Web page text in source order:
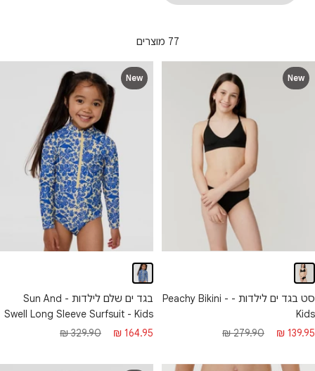
77 מוצרים
New
סט בגד ים לילדות - Peachy Bikini -
Kids
מחיר
139.95 ₪
מחיר
279.90 ₪
New
בגד ים שלם לילדות - Sun And
Swell Long Sleeve Surfsuit - Kids
מחיר
164.95 ₪
מחיר
329.90 ₪